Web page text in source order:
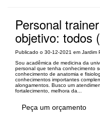
Personal
objetivo: todos
Publicado o 30-12-2021 em Jardim
Sou acadêmica de medicina da
personal que tenha conhecimento
conhecimento de anatomia e
conhecimentos importantes
alongamentos. Busco um
fortalecimento, melhora da...
Peça um orçamento